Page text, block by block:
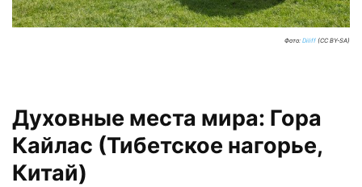
Фото: Diliff (CC BY-SA)
Духовные места мира: Гора
Кайлас (Тибетское нагорье,
Китай)